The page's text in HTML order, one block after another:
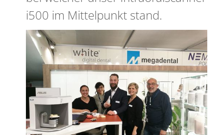
i500 im Mittelpunkt stand.